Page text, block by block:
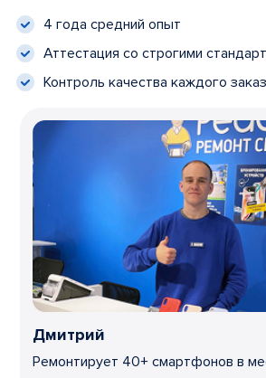
4 года средний опыт
Аттестация со строгими
Контроль качества каждого
Дмитрий
Ремонтирует 40+ смартфонов в